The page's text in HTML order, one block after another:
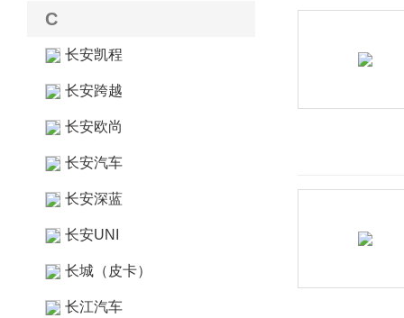
C
长安凯程
长安跨越
长安欧尚
长安汽车
长安深蓝
长安UNI
长城（皮卡）
长江汽车